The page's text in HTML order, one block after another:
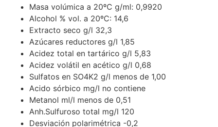
Masa volúmica a 20ºC g/ml: 0,9920
Alcohol % vol. a 20ºC: 14,6
Extracto seco g/l 32,3
Azúcares reductores g/l 1,85
Acidez total en tartárico g/l 5,83
Acidez volátil en acético g/l 0,68
Sulfatos en SO4K2 g/l menos de 1,00
Acido sórbico mg/l no contiene
Metanol ml/l menos de 0,51
Anh.Sulfuroso total mg/l 120
Desviación polarimétrica -0,2